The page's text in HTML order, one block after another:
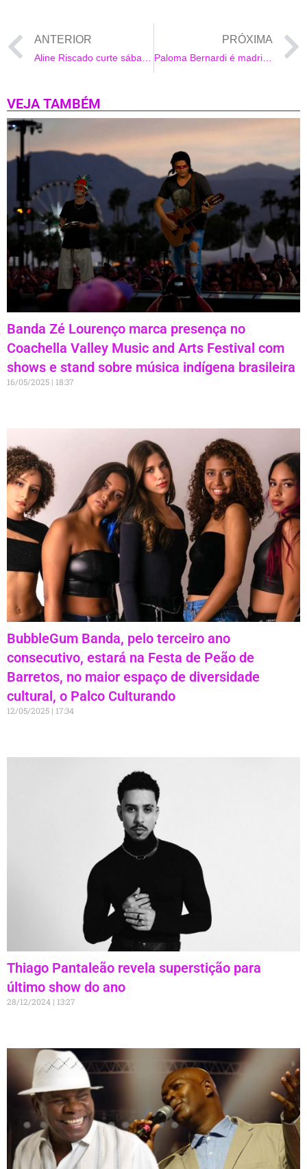
ANTERIOR PRÓXIMA
Paloma Bernardi é madrinha do Cruzeiro WS OnBoard de Wesley Safadão
VEJA TAMBÉM
Banda Zé Lourenço marca presença no
Coachella Valley Music and Arts Festival com
shows e stand sobre música indígena brasileira
16/05/2025 18:37
BubbleGum Banda, pelo terceiro ano
consecutivo, estará na Festa de Peão de
Barretos, no maior espaço de diversidade
cultural, o Palco Culturando
12/05/2025 17:34
Thiago Pantaleão revela superstição para
último show do ano
28/12/2024 13:27